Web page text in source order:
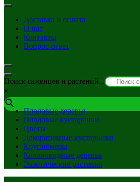
Доставка и оплата
О нас
Контакты
Вопрос-ответ
Поиск саженцев и растений...
×
Плодовые деревья
Плодовые кустарники
Цветы
Декоративные кустарники
Крупномеры
Колоновидные деревья
Экзотические растения